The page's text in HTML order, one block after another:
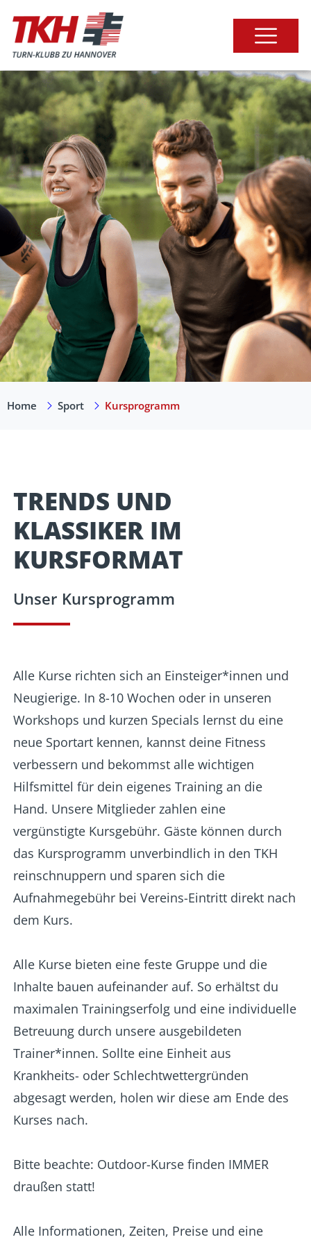
Home Sport Kursprogramm
TRENDS UND
KLASSIKER IM
KURSFORMAT
Unser Kursprogramm
Alle Kurse richten sich an Einsteiger*innen und
Neugierige. In 8-10 Wochen oder in unseren
Workshops und kurzen Specials lernst du eine
neue Sportart kennen, kannst deine Fitness
verbessern und bekommst alle wichtigen
Hilfsmittel für dein eigenes Training an die
Hand. Unsere Mitglieder zahlen eine
vergünstigte Kursgebühr. Gäste können durch
das Kursprogramm unverbindlich in den TKH
reinschnuppern und sparen sich die
Aufnahmegebühr bei Vereins-Eintritt direkt nach
dem Kurs.
Alle Kurse bieten eine feste Gruppe und die
Inhalte bauen aufeinander auf. So erhältst du
maximalen Trainingserfolg und eine individuelle
Betreuung durch unsere ausgebildeten
Trainer*innen. Sollte eine Einheit aus
Krankheits- oder Schlechtwettergründen
abgesagt werden, holen wir diese am Ende des
Kurses nach.
Bitte beachte: Outdoor-Kurse finden IMMER
draußen statt!
Alle Informationen, Zeiten, Preise und eine